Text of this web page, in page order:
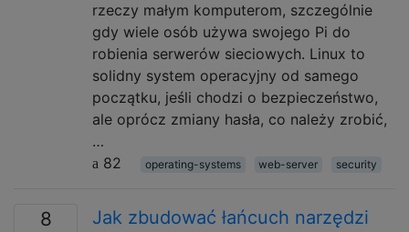
rzeczy małym komputerom, szczególnie
gdy wiele osób używa swojego Pi do
robienia serwerów sieciowych. Linux to
solidny system operacyjny od samego
początku, jeśli chodzi o bezpieczeństwo,
ale oprócz zmiany hasła, co należy zrobić,
…
82
operating-systems web-server security
8
Jak zbudować łańcuch narzędzi